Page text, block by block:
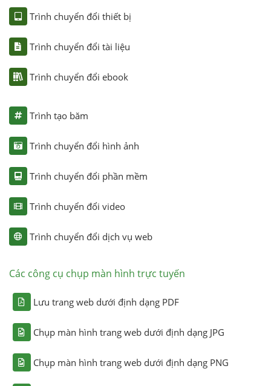
Trình chuyển đổi thiết bị
Trình chuyển đổi tài liệu
Trình chuyển đổi ebook
Trình tạo băm
Trình chuyển đổi hình ảnh
Trình chuyển đổi phần mềm
Trình chuyển đổi video
Trình chuyển đổi dịch vụ web
Các công cụ chụp màn hình trực tuyến
Lưu trang web dưới định dạng PDF
Chụp màn hình trang web dưới định dạng JPG
Chụp màn hình trang web dưới định dạng PNG